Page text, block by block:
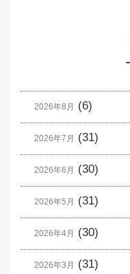
2026年8月 (6)
2026年7月 (31)
2026年6月 (30)
2026年5月 (31)
2026年4月 (30)
2026年3月 (31)